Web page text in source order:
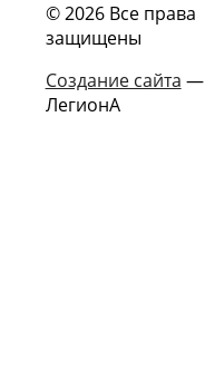
© 2026 Все права
защищены
Создание сайта —
ЛегионА